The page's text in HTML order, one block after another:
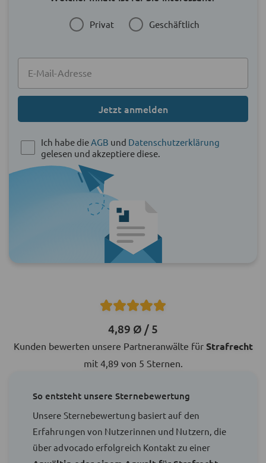
Privat Geschäftlich
Jetzt anmelden
Ich habe die AGB und Datenschutzerklärung
gelesen und akzeptiere diese.
4,89 Ø / 5
Kunden bewerten unsere Partneranwälte für Strafrecht
mit 4,89 von 5 Sternen.
So entsteht unsere Sternebewertung
Unsere Sternebewertung basiert auf den
Erfahrungen von Nutzerinnen und Nutzern, die
über advocado erfolgreich Kontakt zu einer